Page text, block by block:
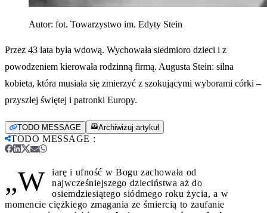
Autor: fot. Towarzystwo im. Edyty Stein
Przez 43 lata była wdową. Wychowała siedmioro dzieci i z
powodzeniem kierowała rodzinną firmą. Augusta Stein: silna
kobieta, która musiała się zmierzyć z szokującymi wyborami córki –
przyszłej świętej i patronki Europy.
TODO MESSAGE Archiwizuj artykuł
TODO MESSAGE :
„W
iarę i ufność w Bogu zachowała od
najwcześniejszego dzieciństwa aż do
osiemdziesiątego siódmego roku życia, a w
momencie ciężkiego zmagania ze śmiercią to zaufanie